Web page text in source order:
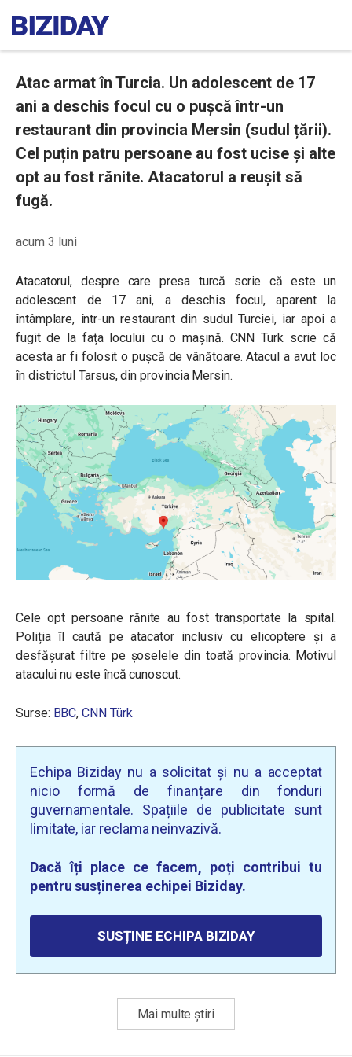
Atac armat în Turcia. Un adolescent de 17
ani a deschis focul cu o pușcă într-un
restaurant din provincia Mersin (sudul țării).
Cel puțin patru persoane au fost ucise și alte
opt au fost rănite. Atacatorul a reușit să
fugă.
acum 3 luni
Atacatorul, despre care presa turcă scrie că este un
adolescent de 17 ani, a deschis focul, aparent la
întâmplare, într-un restaurant din sudul Turciei, iar apoi a
fugit de la fața locului cu o mașină. CNN Turk scrie că
acesta ar fi folosit o pușcă de vânătoare. Atacul a avut loc
în districtul Tarsus, din provincia Mersin.
Cele opt persoane rănite au fost transportate la spital.
Poliția îl caută pe atacator inclusiv cu elicoptere și a
desfășurat filtre pe șoselele din toată provincia. Motivul
atacului nu este încă cunoscut.
Surse: BBC,CNN Türk
Echipa Biziday nu a solicitat și nu a acceptat
nicio formă de finanțare din fonduri
guvernamentale. Spațiile de publicitate sunt
limitate, iar reclama neinvazivă.
Dacă îți place ce facem, poți contribui tu
pentru susținerea echipei Biziday.
SUSȚINE ECHIPA BIZIDAY
Mai multe știri